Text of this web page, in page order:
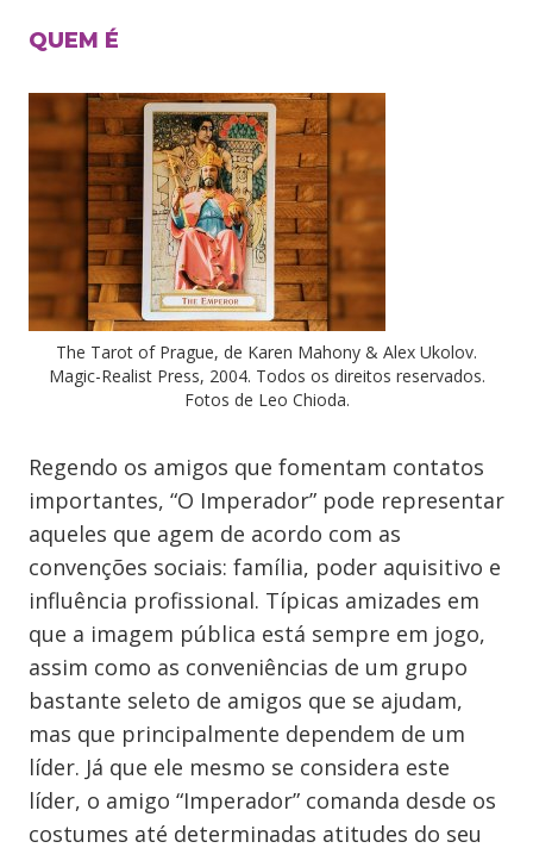
QUEM É
The Tarot of Prague, de Karen Mahony & Alex Ukolov.
Magic-Realist Press, 2004. Todos os direitos reservados.
Fotos de Leo Chioda.
Regendo os amigos que fomentam contatos
importantes, “O Imperador” pode representar
aqueles que agem de acordo com as
convenções sociais: família, poder aquisitivo e
influência profissional. Típicas amizades em
que a imagem pública está sempre em jogo,
assim como as conveniências de um grupo
bastante seleto de amigos que se ajudam,
mas que principalmente dependem de um
líder. Já que ele mesmo se considera este
líder, o amigo “Imperador” comanda desde os
costumes até determinadas atitudes do seu